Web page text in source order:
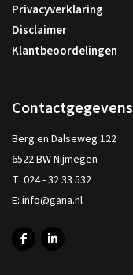
Privacyverklaring
Disclaimer
Klantbeoordelingen
Contactgegevens
Berg en Dalseweg 122
6522 BW Nijmegen
T: 024 - 32 33 532
E: info@gana.nl